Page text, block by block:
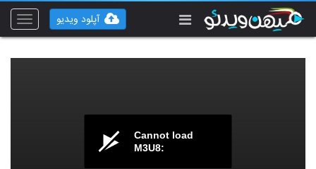
Toggle
آپلود ویدیو
Cannot load
M3U8: